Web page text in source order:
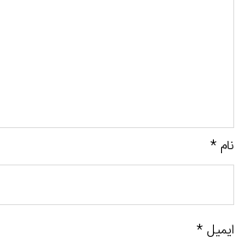
نام*
ایمیل*